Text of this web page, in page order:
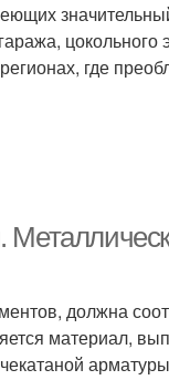
цокольного
где
должна
материал,